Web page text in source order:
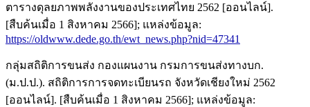
ตารางดุลยภาพพลังงานของประเทศไทย 2562 [ออนไลน์].
[สืบค้นเมื่อ 1 สิงหาคม 2566]; แหล่งข้อมูล:
https://oldwww.dede.go.th/ewt_news.php?nid=47341
กลุ่มสถิติการขนส่ง กองแผนงาน กรมการขนส่งทางบก.
(ม.ป.ป.). สถิติการการจดทะเบียนรถ จังหวัดเชียงใหม่ 2562
[ออนไลน์]. [สืบค้นเมื่อ 1 สิงหาคม 2566]; แหล่งข้อมูล: